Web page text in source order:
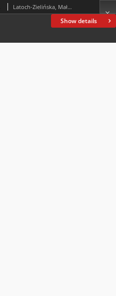
Show details
Latoch-Zielińska, Małgorzata